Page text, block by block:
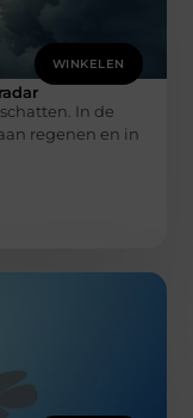
WINKELEN
In de
regenen en in